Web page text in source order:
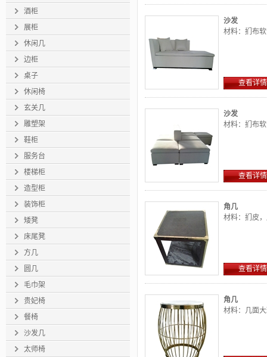
酒柜
展柜
休闲几
边柜
桌子
休闲椅
玄关几
雕塑架
鞋柜
服务台
楼梯柜
造型柜
装饰柜
矮凳
床尾凳
方几
圆几
毛巾架
贵妃椅
餐椅
沙发几
太师椅
沙发
材料：扪布
查看详情
沙发
材料：扪布
查看详情
角几
材料：扪皮
查看详情
角几
材料：几面